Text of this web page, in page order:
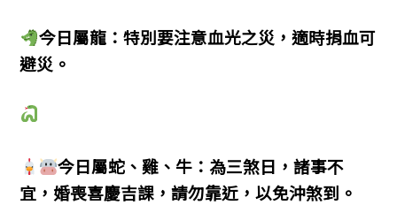
今日屬龍：特別要注意血光之災，適時捐血可
避災。
今日屬蛇、雞、牛：為三煞日，諸事不
宜，婚喪喜慶吉課，請勿靠近，以免沖煞到。